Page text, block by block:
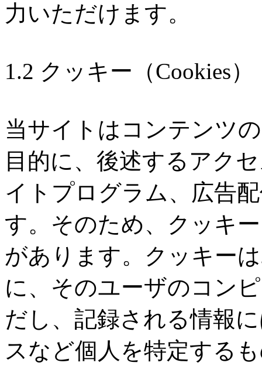
力いただけます。
1.2 クッキー（Cookies）
当サイトはコンテンツ
目的に、後述するアク
イトプログラム、広告
す。そのため、クッキ
があります。クッキー
に、そのユーザのコン
だし、記録される情報
スなど個人を特定する